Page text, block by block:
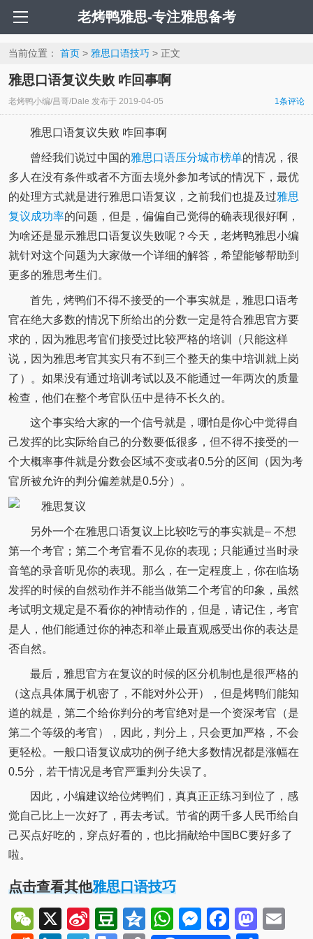
老烤鸭雅思-专注雅思备考
当前位置： 首页> 雅思口语技巧> 正文
雅思口语复议失败 咋回事啊
老烤鸭小编/昌哥/Dale 发布于 2019-04-05 1条评论
雅思口语复议失败 咋回事啊
曾经我们说过中国的雅思口语压分城市榜单的情况，很
多人在没有条件或者不方面去境外参加考试的情况下，最优
的处理方式就是进行雅思口语复议，之前我们也提及过雅思
复议成功率的问题，但是，偏偏自己觉得的确表现很好啊，
为啥还是显示雅思口语复议失败呢？今天，老烤鸭雅思小编
就针对这个问题为大家做一个详细的解答，希望能够帮助到
更多的雅思考生们。
首先，烤鸭们不得不接受的一个事实就是，雅思口语考
官在绝大多数的情况下所给出的分数一定是符合雅思官方要
求的，因为雅思考官们接受过比较严格的培训（只能这样
说，因为雅思考官其实只有不到三个整天的集中培训就上岗
了）。如果没有通过培训考试以及不能通过一年两次的质量
检查，他们在整个考官队伍中是待不长久的。
这个事实给大家的一个信号就是，哪怕是你心中觉得自
己发挥的比实际给自己的分数要低很多，但不得不接受的一
个大概率事件就是分数会区域不变或者0.5分的区间（因为考
官所被允许的判分偏差就是0.5分）。
另外一个在雅思口语复议上比较吃亏的事实就是– 不想
第一个考官；第二个考官看不见你的表现；只能通过当时录
音笔的录音听见你的表现。那么，在一定程度上，你在临场
发挥的时候的自然动作并不能当做第二个考官的印象，虽然
考试明文规定是不看你的神情动作的，但是，请记住，考官
是人，他们能通过你的神态和举止最直观感受出你的表达是
否自然。
最后，雅思官方在复议的时候的区分机制也是很严格的
（这点具体属于机密了，不能对外公开），但是烤鸭们能知
道的就是，第二个给你判分的考官绝对是一个资深考官（是
第二个等级的考官），因此，判分上，只会更加严格，不会
更轻松。一般口语复议成功的例子绝大多数情况都是涨幅在
0.5分，若干情况是考官严重判分失误了。
因此，小编建议给位烤鸭们，真真正正练习到位了，感
觉自己比上一次好了，再去考试。节省的两千多人民币给自
己买点好吃的，穿点好看的，也比捐献给中国BC要好多了
啦。
点击查看其他雅思口语技巧
WeChat
X SinaDouban
Qzone
WhatsApp
Messenger